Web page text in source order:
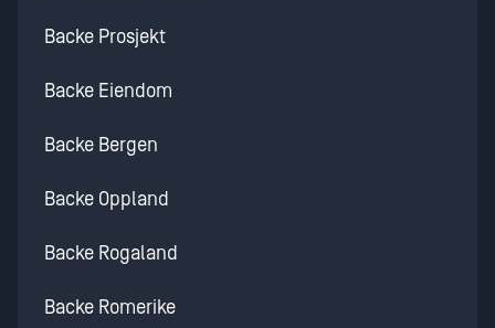
Backe Prosjekt
Backe Eiendom
Backe Bergen
Backe Oppland
Backe Rogaland
Backe Romerike